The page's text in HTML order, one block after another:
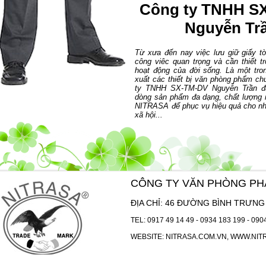
Công ty TNHH
Nguyễn
Từ xưa đến nay việc lưu giữ giấy
công viêc quan trọng và cần thiết
hoạt động của đời sống. Là một
xuất các thiết bị văn phòng phẩm
ty TNHH SX-TM-DV Nguyễn Trần
dòng sản phẩm đa dạng, chất lượng
NITRASA để phục vụ hiệu quả cho
xã hội...
CÔNG TY VĂN PHÒNG
ĐỊA CHỈ: 46 ĐƯỜNG BÌNH TRƯNG
TEL: 0917 49 14 49 - 0934 183 199 -
WEBSITE: NITRASA.COM.VN ,